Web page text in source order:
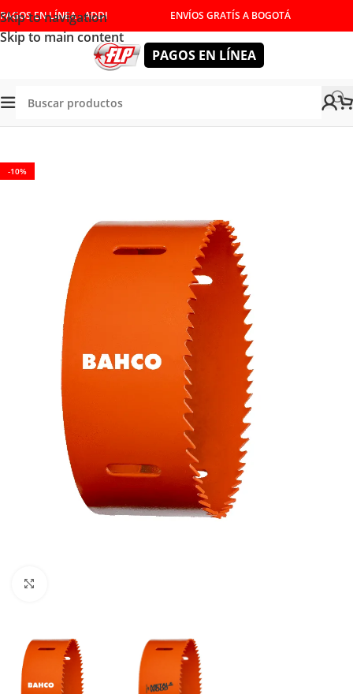
Skip to navigation
Skip to main content
PAGOS EN LÍNEA - ADDI ENVÍOS GRATÍS A BOGOTÁ
PAGOS EN LÍNEA
Tienda/ACCESORIOS
-10%